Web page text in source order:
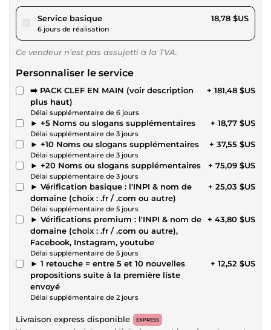
Service basiquepour 17,30 $US
6 jours de réalisation
18,78 $US
Ce vendeur n’est pas assujetti à la TVA.
Personnaliser le service
➡️ PACK CLEF EN MAIN (voir description
plus haut)
Délai supplémentaire de 6 jours
+ 181,48 $US
► +5 Noms ou slogans supplémentaires
Délai supplémentaire de 3 jours
+ 18,77 $US
► +10 Noms ou slogans supplémentaires
Délai supplémentaire de 3 jours
+ 37,55 $US
► +20 Noms ou slogans supplémentaires
Délai supplémentaire de 3 jours
+ 75,09 $US
► Vérification basique : l'INPI & nom de
domaine (choix : .fr / .com ou autre)
Délai supplémentaire de 5 jours
+ 25,03 $US
► Vérifications premium : l'INPI & nom de
domaine (choix : .fr / .com ou autre),
Facebook, Instagram, youtube
Délai supplémentaire de 5 jours
+ 43,80 $US
► 1 retouche = entre 5 et 10 nouvelles
propositions suite à la première liste
envoyé
Délai supplémentaire de 2 jours
+ 12,52 $US
Livraison express disponible EXPRESS